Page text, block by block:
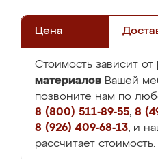
Цена
Стоимость зависит от
материалов Вашей
позвоните нам по
8 (800) 511-89-55, 8
8 (926) 409-68-13, и
рассчитает стоимость.